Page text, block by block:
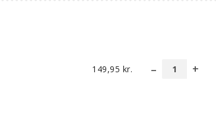
149,95 kr.
Fakta-